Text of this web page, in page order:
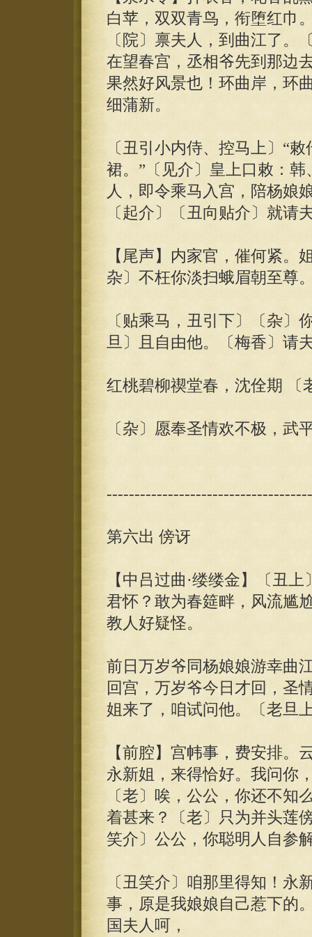
白苹，双双青鸟，衔堕红巾
〔院〕禀夫人，到曲江了。
在望春宫，丞相爷先到那边
果然好风景也！环曲岸，环
细蒲新。
〔丑引小内侍、控马上〕“
裙。”〔见介〕皇上口敕：
人，即令乘马入宫，陪杨娘
〔起介〕〔丑向贴介〕就请
【尾声】内家官，催何紧。
杂〕不枉你淡扫蛾眉朝至尊
〔贴乘马，丑引下〕〔杂〕
旦〕且自由他。〔梅香〕请
红桃碧柳禊堂春，沈佺期 〔
〔杂〕愿奉圣情欢不极，武
第六出 傍讶
【中吕过曲·缕缕金】〔丑
君怀？敢为春筵畔，风流尴
教人好疑怪。
前日万岁爷同杨娘娘游幸曲
回宫，万岁爷今日才回，圣
姐来了，咱试问他。〔老旦
【前腔】宫帏事，费安排。
永新姐，来得恰好。我问你
〔老〕唉，公公，你还不知
着甚来？〔老〕只为并头莲
笑介〕公公，你聪明人自参
〔丑笑介〕咱那里得知！永
事，原是我娘娘自己惹下的
国夫人呵，